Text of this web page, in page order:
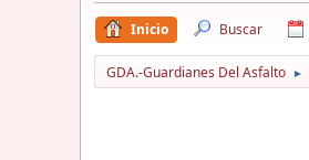
Inicio Buscar
GDA.-Guardianes Del Asfalto ►